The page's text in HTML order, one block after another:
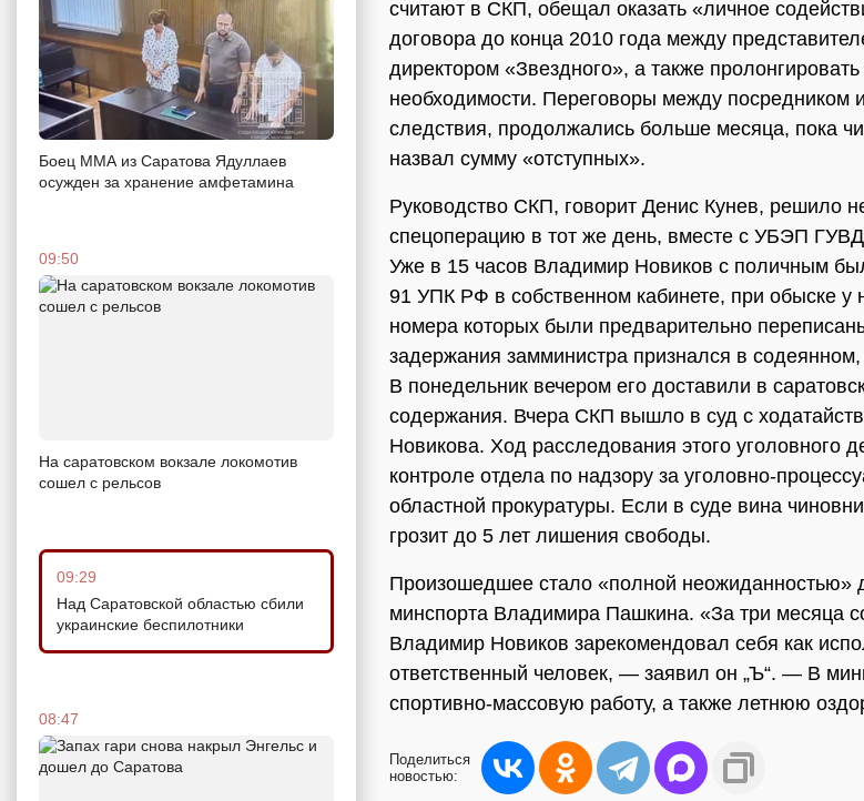
Боец ММА из Саратова Ядуллаев
осужден за хранение амфетамина
09:50
На саратовском вокзале локомотив
сошел с рельсов
09:29
Над Саратовской областью сбили
украинские беспилотники
08:47
считают в СКП, обещал оказать «личное
договора до конца 2010 года между
директором «Звездного», а также
необходимости. Переговоры между посредником
следствия, продолжались больше месяца, пока
назвал сумму «отступных».
Руководство СКП, говорит Денис Кунев, решило
спецоперацию в тот же день, вместе с УБЭП ГУВД
Уже в 15 часов Владимир Новиков с поличным
91 УПК РФ в собственном кабинете, при обыске у
номера которых были предварительно
задержания замминистра признался в
В понедельник вечером его доставили в
содержания. Вчера СКП вышло в суд с
Новикова. Ход расследования этого уголовного
контроле отдела по надзору за уголовно-
областной прокуратуры. Если в суде вина
грозит до 5 лет лишения свободы.
Произошедшее стало «полной неожиданностью»
минспорта Владимира Пашкина. «За три месяца
Владимир Новиков зарекомендовал себя как
ответственный человек, — заявил он „Ъ“. — В
спортивно-массовую работу, а также летнюю
Поделиться
новостью: